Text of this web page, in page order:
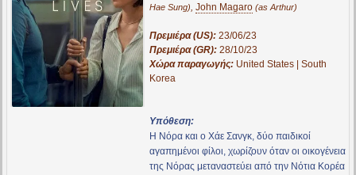
Hae Sung), John Magaro (as Arthur)
Πρεμιέρα (US): 23/06/23
Πρεμιέρα (GR): 28/10/23
Χώρα παραγωγής: United States | South
Korea
Υπόθεση:
Η Νόρα και ο Χάε Σανγκ, δύο παιδικοί
αγαπημένοι φίλοι, χωρίζουν όταν οι οικογένεια
της Νόρας μεταναστεύει από την Νότια Κορέα